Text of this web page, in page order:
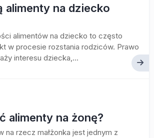
alimenty na dziecko
alimentów na dziecko to często
w procesie rozstania rodziców. Prawo
interesu dziecka,...
alimenty na żonę?
na rzecz małżonka jest jednym z